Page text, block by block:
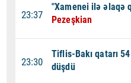
23:37
"Xamenei ilə əlaqə
Pezeşkian
23:30
Tiflis-Bakı qatarı
düşdü